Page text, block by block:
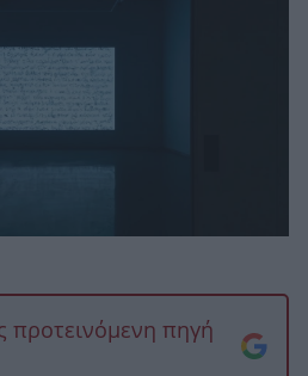
προτεινόμενη πηγή